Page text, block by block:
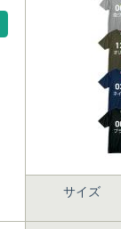
サイズ